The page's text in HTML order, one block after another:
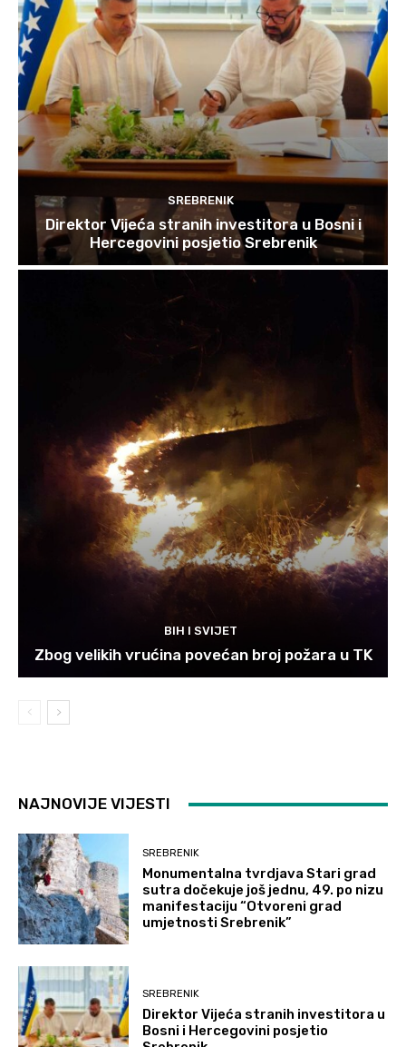
SREBRENIK
Direktor Vijeća stranih investitora u Bosni i
Hercegovini posjetio Srebrenik
BIH I SVIJET
Zbog velikih vrućina povećan broj požara u TK
NAJNOVIJE VIJESTI
SREBRENIK
Monumentalna tvrdjava Stari grad
sutra dočekuje još jednu, 49. po nizu
manifestaciju “Otvoreni grad
umjetnosti Srebrenik”
SREBRENIK
Direktor Vijeća stranih investitora u
Bosni i Hercegovini posjetio